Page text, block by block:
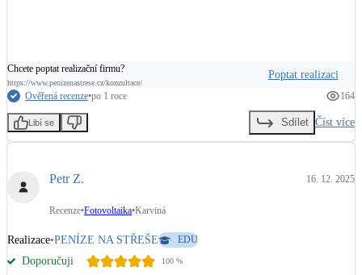
Chcete poptat realizační firmu?
https://www.penizenastrese.cz/konzultace/
Poptat realizaci
Ověřená recenze•po 1 roce 164
Libí se Sdílet Číst více
Petr Z. 16. 12. 2025
Recenze•Fotovoltaika•Karviná
Realizace•PENÍZE NA STŘEŠE EDU
Doporučuji 100 %